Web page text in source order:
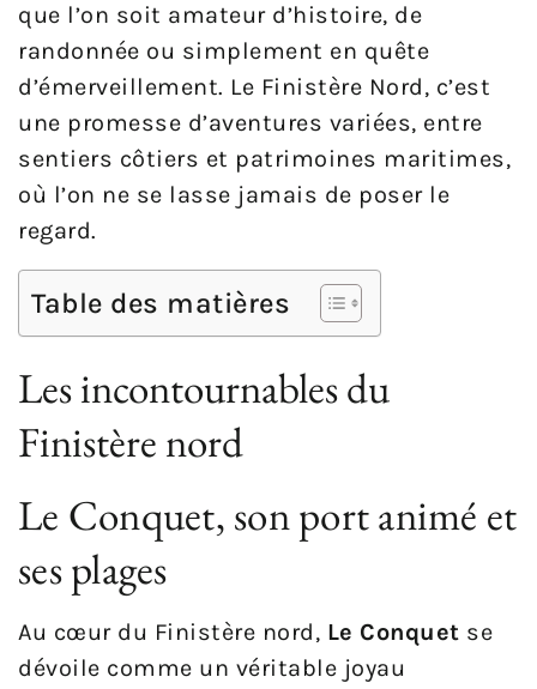
que l’on soit amateur d’histoire, de
randonnée ou simplement en quête
d’émerveillement. Le Finistère Nord, c’est
une promesse d’aventures variées, entre
sentiers côtiers et patrimoines maritimes,
où l’on ne se lasse jamais de poser le
regard.
Table des matières
Les incontournables du
Finistère nord
Le Conquet, son port animé et
ses plages
Au cœur du Finistère nord, Le Conquet se
dévoile comme un véritable joyau